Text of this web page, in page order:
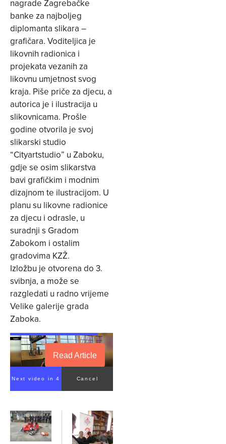
nagrade Zagrebačke
banke za najboljeg
diplomanta slikara –
grafičara. Voditeljica je
likovnih radionica i
projekata vezanih za
likovnu umjetnost svog
kraja. Piše priče za djecu, a
autorica je i ilustracija u
slikovnicama. Prošle
godine otvorila je svoj
slikarski studio
“Cityartstudio” u Zaboku,
gdje se osim slikarstva
bavi grafičkim i modnim
dizajnom te ilustracijom. U
planu su likovne radionice
za djecu i odrasle, u
suradnji s Gradom
Zabokom i ostalim
gradovima KZŽ.
Izložbu je otvorena do 3.
svibnja, a može se
razgledati u radno vrijeme
Velike galerije grada
Zaboka.
Read Article
Next video in 4 Cancel